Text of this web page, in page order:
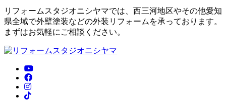
リフォームスタジオニシヤマでは、西三河地区やその他愛知
県全域で外壁塗装などの外装リフォームを承っております。
まずはお気軽にご相談ください。